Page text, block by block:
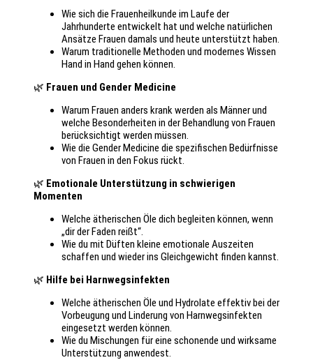
Wie sich die Frauenheilkunde im Laufe der
Jahrhunderte entwickelt hat und welche natürlichen
Ansätze Frauen damals und heute unterstützt haben.
Warum traditionelle Methoden und modernes Wissen
Hand in Hand gehen können.
🌿 Frauen und Gender Medicine
Warum Frauen anders krank werden als Männer und
welche Besonderheiten in der Behandlung von Frauen
berücksichtigt werden müssen.
Wie die Gender Medicine die spezifischen Bedürfnisse
von Frauen in den Fokus rückt.
🌿 Emotionale Unterstützung in schwierigen
Momenten
Welche ätherischen Öle dich begleiten können, wenn
„dir der Faden reißt“.
Wie du mit Düften kleine emotionale Auszeiten
schaffen und wieder ins Gleichgewicht finden kannst.
🌿 Hilfe bei Harnwegsinfekten
Welche ätherischen Öle und Hydrolate effektiv bei der
Vorbeugung und Linderung von Harnwegsinfekten
eingesetzt werden können.
Wie du Mischungen für eine schonende und wirksame
Unterstützung anwendest.